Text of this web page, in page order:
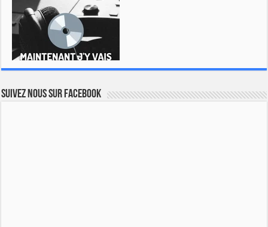
Suivez nous sur Facebook